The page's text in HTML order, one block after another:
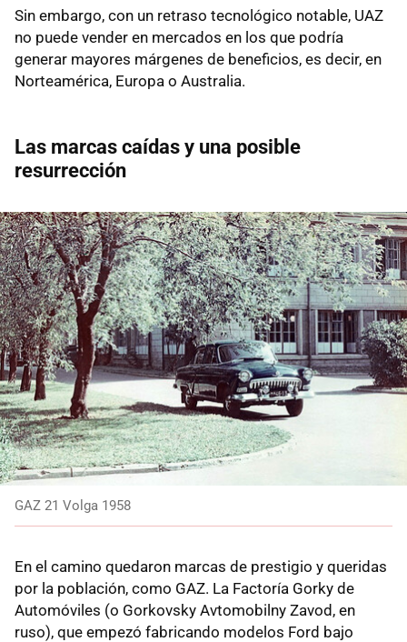
Sin embargo, con un retraso tecnológico notable, UAZ
no puede vender en mercados en los que podría
generar mayores márgenes de beneficios, es decir, en
Norteamérica, Europa o Australia.
Las marcas caídas y una posible
resurrección
GAZ 21 Volga 1958
En el camino quedaron marcas de prestigio y queridas
por la población, como GAZ. La Factoría Gorky de
Automóviles (o Gorkovsky Avtomobilny Zavod, en
ruso), que empezó fabricando modelos Ford bajo